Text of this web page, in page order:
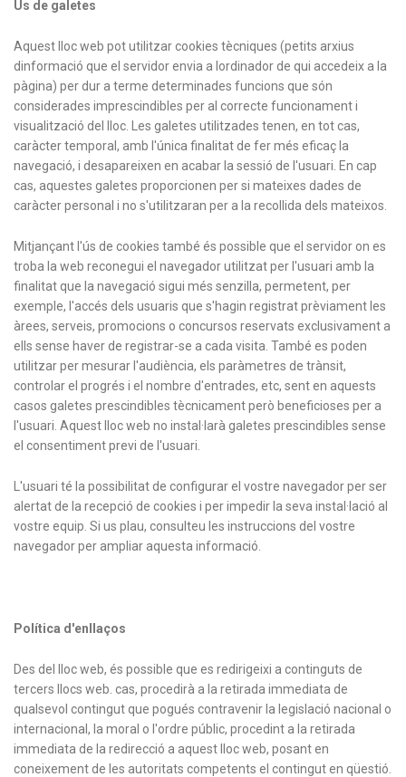
Ús de galetes
Aquest lloc web pot utilitzar cookies tècniques (petits arxius
dinformació que el servidor envia a lordinador de qui accedeix a la
pàgina) per dur a terme determinades funcions que són
considerades imprescindibles per al correcte funcionament i
visualització del lloc. Les galetes utilitzades tenen, en tot cas,
caràcter temporal, amb l'única finalitat de fer més eficaç la
navegació, i desapareixen en acabar la sessió de l'usuari. En cap
cas, aquestes galetes proporcionen per si mateixes dades de
caràcter personal i no s'utilitzaran per a la recollida dels mateixos.
Mitjançant l'ús de cookies també és possible que el servidor on es
troba la web reconegui el navegador utilitzat per l'usuari amb la
finalitat que la navegació sigui més senzilla, permetent, per
exemple, l'accés dels usuaris que s'hagin registrat prèviament les
àrees, serveis, promocions o concursos reservats exclusivament a
ells sense haver de registrar-se a cada visita. També es poden
utilitzar per mesurar l'audiència, els paràmetres de trànsit,
controlar el progrés i el nombre d'entrades, etc, sent en aquests
casos galetes prescindibles tècnicament però beneficioses per a
l'usuari. Aquest lloc web no instal·larà galetes prescindibles sense
el consentiment previ de l'usuari.
L'usuari té la possibilitat de configurar el vostre navegador per ser
alertat de la recepció de cookies i per impedir la seva instal·lació al
vostre equip. Si us plau, consulteu les instruccions del vostre
navegador per ampliar aquesta informació.
Política d'enllaços
Des del lloc web, és possible que es redirigeixi a continguts de
tercers llocs web. cas, procedirà a la retirada immediata de
qualsevol contingut que pogués contravenir la legislació nacional o
internacional, la moral o l'ordre públic, procedint a la retirada
immediata de la redirecció a aquest lloc web, posant en
coneixement de les autoritats competents el contingut en qüestió.